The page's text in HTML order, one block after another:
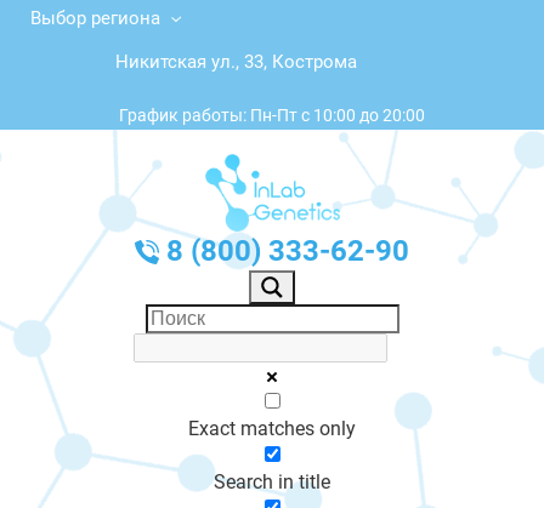
Выбор региона
Никитская ул., 33, Кострома
График работы: Пн-Пт с 10:00 до 20:00
8 (800) 333-62-90
Exact matches only
Search in title